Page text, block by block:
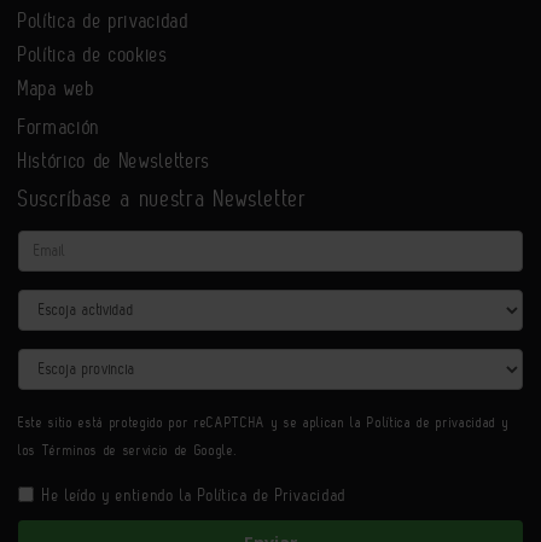
Política de privacidad
Política de cookies
Mapa web
Formación
Histórico de Newsletters
Suscríbase a nuestra Newsletter
Email
Actividad
Provincia
Este sitio está protegido por reCAPTCHA y se aplican laPolítica de privacidad y
los Términos de servicio de Google.
He leído y entiendo la Política de Privacidad